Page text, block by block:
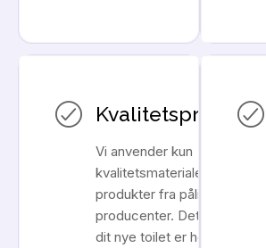
Kvalitetsprodukter
Vi anvender kun
kvalitetsmaterialer og
produkter fra pålidelige
producenter. Dette sikrer, at
dit nye toilet er holdbart,